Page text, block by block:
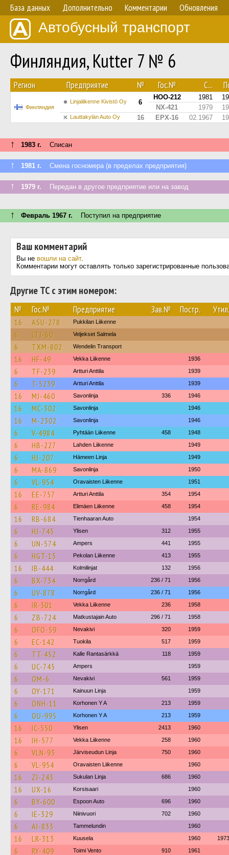
База данных Дополнительно Комментарии Обновления
Автобусный транспорт
Финляндия, Kutter 7 № 6
Регион Предприятие № Гос.№ С...
Финляндия
Linjaliikenne Kivistö Oy 6
HOO-212 1981
NX-421
1979
Lauttakylän Auto Oy 16 EPX-16 02.1967
↑ 1983 г. Списан
↑ 1981 г. Смена госномера (в пределах предприятия)
↑ 1979 г. Передан в другое предприятие или на завод
↑ Февраль 1967 г. Поступил на предприятие
Ваш комментарий
Вы не вошли на сайт.
Комментарии могут оставлять только зарегистрированные
Другие ТС с этим номером:
№ Гос.№ Предприятие Зав.№ Постр. Утил.
16 ASU-278 Pukkilan Liikenne
6 LTJ-60 Veljekset Salmela
6 TXM-802 Wendelin Transport
16 HF-49 Vekka Liikenne 1936
6 TF-239 Artturi Anttila 1939
6 T-5239 Artturi Anttila 1939
16 MJ-460 Savonlinja 336 1946
16 MC-302 Savonlinja 1946
16 M-2302 Savonlinja 1946
6 V-4984 Pyhtään Liikenne 458 1948
6 HB-227 Lahden Liikenne 1949
6 HJ-207 Hämeen Linja 1949
6 MA-869 Savonlinja 1950
6 VL-954 Oravaisten Liikenne 1951
16 EE-757 Artturi Anttila 354 1954
6 RE-984 Elimäen Liikenne 458 1954
16 RB-684 Tienhaaran Auto 1954
6 HJ-745 Ylisen 312 1955
6 UN-574 Ampers 441 1955
6 HGT-15 Pekolan Liikenne 413 1955
16 IB-444 Kolmilinjat 132 1956
6 BX-734 Norrgård 236 / 71 1956
6 UV-878 Norrgård 236 / 71 1956
6 IR-301 Vekka Liikenne 236 1958
6 ZB-724 Matkustajain Auto 296 / 71 1958
6 OFO-59 Nevakivi 320 1959
6 EC-142 Tuokila 517 1959
6 TT-452 Kalle Rantasärkkä 118 1959
6 UC-745 Ampers 1959
6 OM-6 Nevakivi 561 1959
6 OY-171 Kainuun Linja 1959
6 ONH-11 Korhonen Y A 213 1959
6 OU-995 Korhonen Y A 213 1959
16 IC-550 Ylisen 2413 1960
16 IH-577 Vekka Liikenne 258 1960
6 VLN-93 Järviseudun Linja 750 1960
6 VL-954 Oravaisten Liikenne 1960
16 ZI-243 Sukulan Linja 686 1960
16 UX-16 Korsisaari 1960
6 BY-600 Espoon Auto 696 1960
6 IE-329 Niinivuori 702 1960
6 AI-833 Tammelundin 1960
16 LR-313 Kuusela 1960 1973
6 RY-409 Toimi Vento 910 1961